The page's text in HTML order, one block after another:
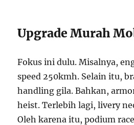
Upgrade Murah
Fokus ini dulu. Misalnya,
speed 250kmh. Selain itu,
handling gila. Bahkan,
heist. Terlebih lagi, livery
Oleh karena itu, podium